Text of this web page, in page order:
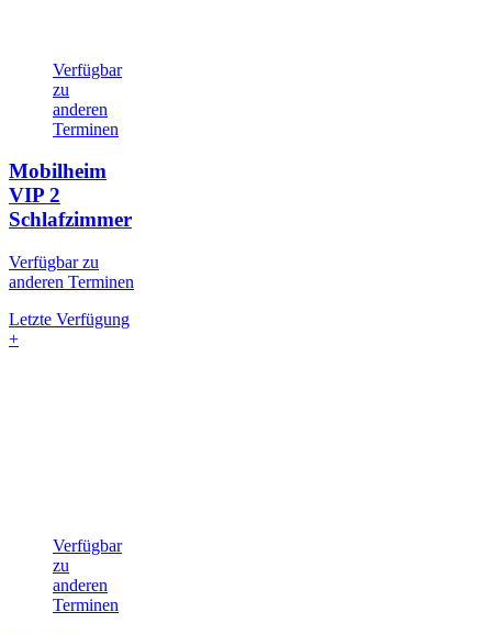
Verfügbar
zu
anderen
Terminen
Mobilheim
VIP 2
Schlafzimmer
Verfügbar zu
anderen Terminen
Letzte Verfügung
+
Verfügbar
zu
anderen
Terminen